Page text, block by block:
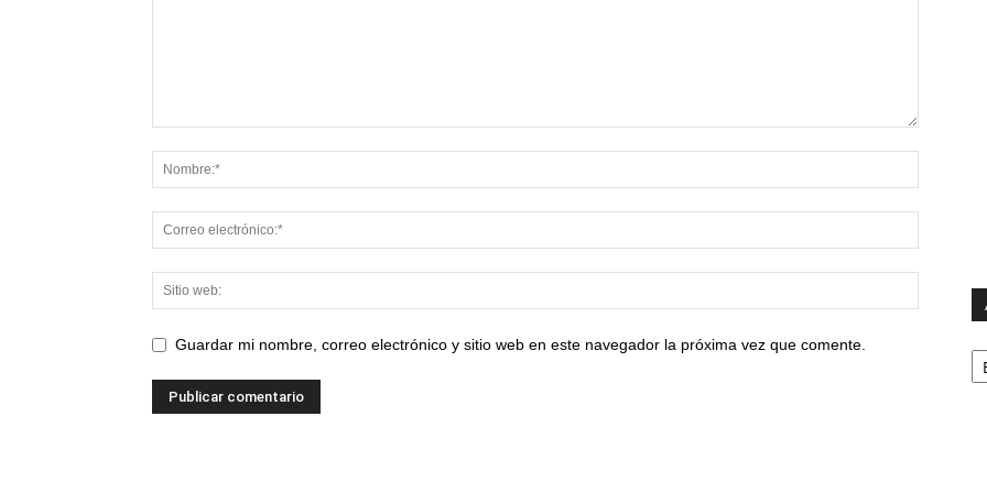
Guardar mi nombre, correo electrónico y sitio web en este navegador la próxima vez que comente.